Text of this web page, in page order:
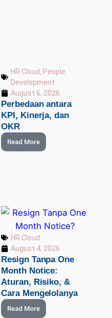
HR Cloud, People
Development
August 6, 2026
Perbedaan antara
KPI, Kinerja, dan
OKR
Read More
HR Cloud
August 4, 2026
Resign Tanpa One
Month Notice:
Aturan, Risiko, &
Cara Mengelolanya
Read More